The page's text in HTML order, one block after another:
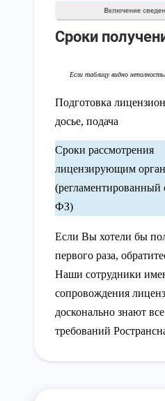
Сроки
Подготовка
досье, подача
Сроки рассмотрения
лицензирующим
(регламентированный
ФЗ)
Если Вы хотели бы
первого раза,
Наши сотрудники
сопровождения
досконально знают
требований